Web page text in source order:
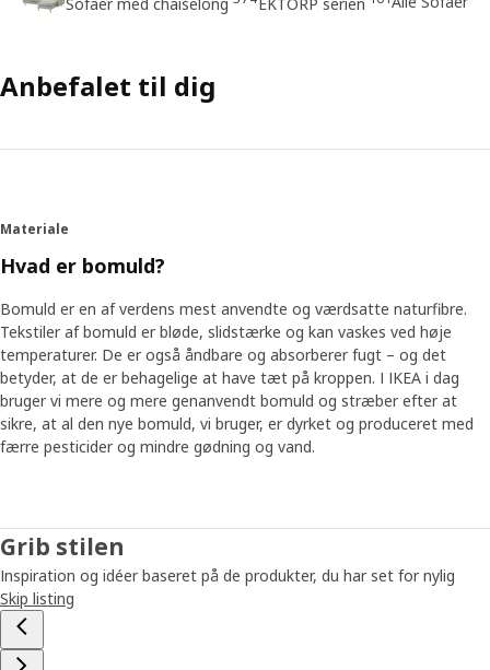
Anbefalet til dig
Materiale
Hvad er bomuld?
Bomuld er en af verdens mest anvendte og værdsatte naturfibre.
Tekstiler af bomuld er bløde, slidstærke og kan vaskes ved høje
temperaturer. De er også åndbare og absorberer fugt – og det
betyder, at de er behagelige at have tæt på kroppen. I IKEA i dag
bruger vi mere og mere genanvendt bomuld og stræber efter at
sikre, at al den nye bomuld, vi bruger, er dyrket og produceret med
færre pesticider og mindre gødning og vand.
Grib stilen
Inspiration og idéer baseret på de produkter, du har set for nylig
Skip listing